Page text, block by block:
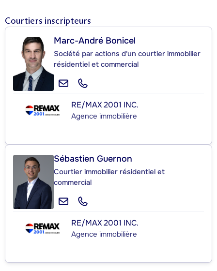
Courtiers inscripteurs
Marc-André Bonicel
Société par actions d'un courtier immobilier
résidentiel et commercial
RE/MAX 2001 INC.
Agence immobilière
Sébastien Guernon
Courtier immobilier résidentiel et
commercial
RE/MAX 2001 INC.
Agence immobilière